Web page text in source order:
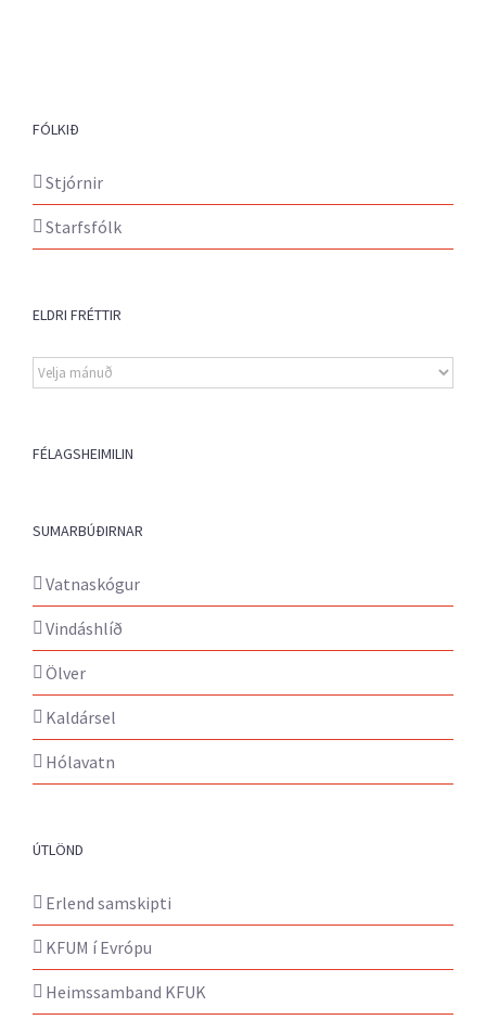
FÓLKIÐ
Stjórnir
Starfsfólk
ELDRI FRÉTTIR
Eldri
fréttir
FÉLAGSHEIMILIN
SUMARBÚÐIRNAR
Vatnaskógur
Vindáshlíð
Ölver
Kaldársel
Hólavatn
ÚTLÖND
Erlend samskipti
KFUM í Evrópu
Heimssamband KFUK